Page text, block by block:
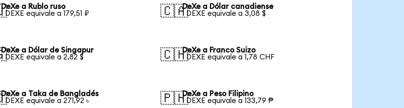
DeXe a Rublo ruso
1 DEXE equivale a 179,51 ₽
🇨🇦DeXe a Dólar canadiense
1 DEXE equivale a 3,08 $
DeXe a Dólar de Singapur
1 DEXE equivale a 2,82 $
🇨🇭DeXe a Franco Suizo
1 DEXE equivale a 1,78 CHF
DeXe a Taka de Bangladés
1 DEXE equivale a 271,92 ৳
🇵🇭DeXe a Peso Filipino
1 DEXE equivale a 133,79 ₱